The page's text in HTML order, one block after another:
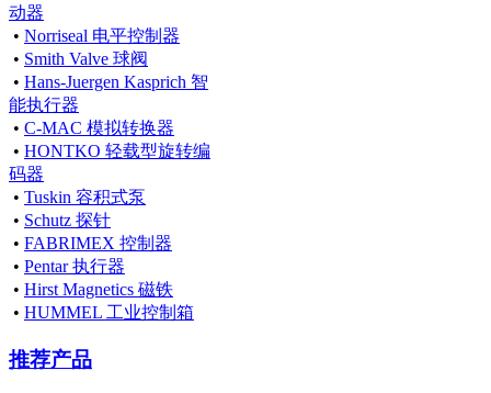
动器
• Norriseal 电平控制器
• Smith Valve 球阀
• Hans-Juergen Kasprich 智
能执行器
• C-MAC 模拟转换器
• HONTKO 轻载型旋转编
码器
• Tuskin 容积式泵
• Schutz 探针
• FABRIMEX 控制器
• Pentar 执行器
• Hirst Magnetics 磁铁
• HUMMEL 工业控制箱
推荐产品